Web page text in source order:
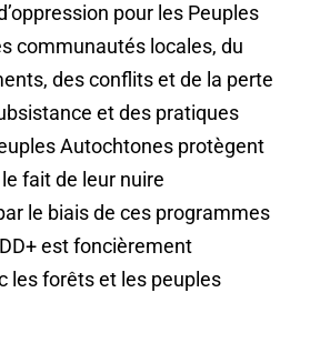
pour les Peuples
communautés locales, du
des conflits et de la perte
et des pratiques
Autochtones protègent
fait de leur nuire
le biais de ces programmes
est foncièrement
les forêts et les peuples